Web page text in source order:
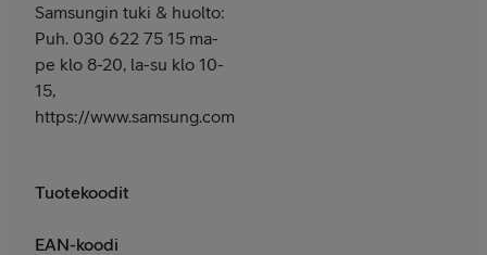
Samsungin tuki & huolto:
Puh. 030 622 75 15 ma-
pe klo 8-20, la-su klo 10-
15,
https://www.samsung.com/fi/support/
Tuotekoodit
EAN-koodi